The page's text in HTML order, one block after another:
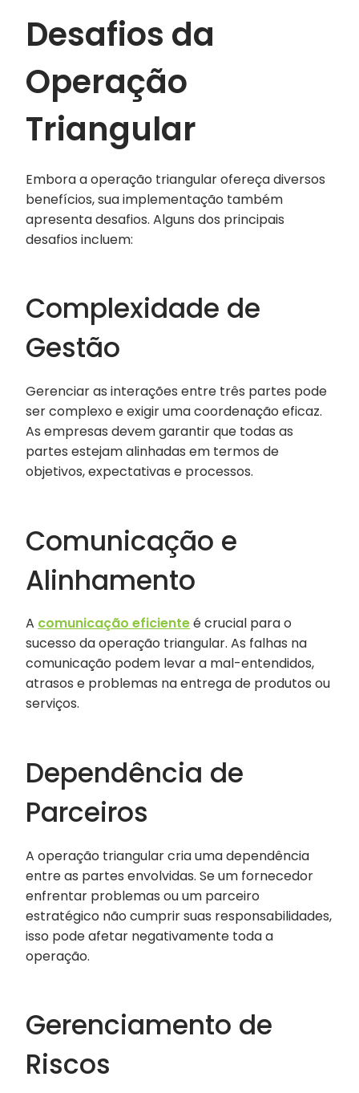
Desafios da
Operação
Triangular
Embora a operação triangular ofereça diversos
benefícios, sua implementação também
apresenta desafios. Alguns dos principais
desafios incluem:
Complexidade de
Gestão
Gerenciar as interações entre três partes pode
ser complexo e exigir uma coordenação eficaz.
As empresas devem garantir que todas as
partes estejam alinhadas em termos de
objetivos, expectativas e processos.
Comunicação e
Alinhamento
A comunicação eficienteé crucial para o
sucesso da operação triangular. As falhas na
comunicação podem levar a mal-entendidos,
atrasos e problemas na entrega de produtos ou
serviços.
Dependência de
Parceiros
A operação triangular cria uma dependência
entre as partes envolvidas. Se um fornecedor
enfrentar problemas ou um parceiro
estratégico não cumprir suas responsabilidades,
isso pode afetar negativamente toda a
operação.
Gerenciamento de
Riscos